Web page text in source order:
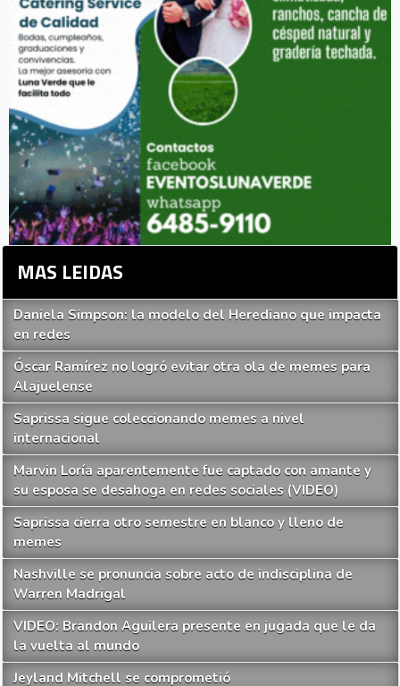
MAS LEIDAS
Daniela Simpson: la modelo del Herediano que impacta
en redes
Óscar Ramírez no logró evitar otra ola de memes para
Alajuelense
Saprissa sigue coleccionando memes a nivel
internacional
Marvin Loría aparentemente fue captado con amante y
su esposa se desahoga en redes sociales (VIDEO)
Saprissa cierra otro semestre en blanco y lleno de
memes
Nashville se pronuncia sobre acto de indisciplina de
Warren Madrigal
VIDEO: Brandon Aguilera presente en jugada que le da
la vuelta al mundo
Jeyland Mitchell se comprometió